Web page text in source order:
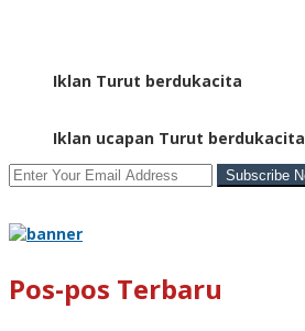
Iklan Turut berdukacita
Iklan ucapan Turut berdukacita
Pos-pos Terbaru